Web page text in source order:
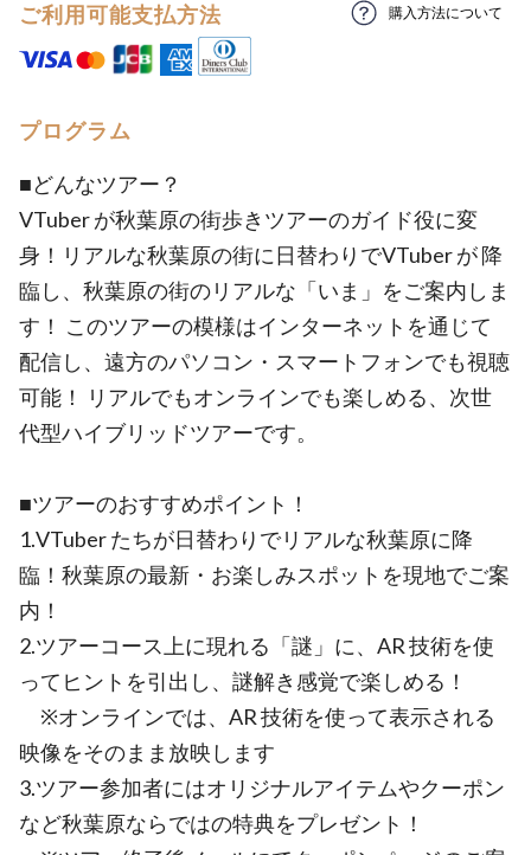
ご利用可能支払方法 購入方法について
プログラム
■​どんなツアー？
VTuber が秋葉原の街歩きツアーのガイド役に変
身！リアルな秋葉原の街に日替わりでVTuber が 降
臨し、秋葉原の街のリアルな「いま」をご案内しま
す！ このツアーの模様はインターネットを通じて
配信し、遠方のパソコン・スマートフォンでも視聴
可能！ リアルでもオンラインでも楽しめる、次世
代型ハイブリッドツアーです。
■ツアーのおすすめポイント！
1.VTuber たちが日替わりでリアルな秋葉原に降
臨！秋葉原の最新・お楽しみスポットを現地でご案
内！
2.ツアーコース上に現れる「謎」に、AR 技術を使
ってヒントを引出し、謎解き感覚で楽しめる！
※オンラインでは、AR 技術を使って表示される
映像をそのまま放映します
3.ツアー参加者にはオリジナルアイテムやクーポン
など秋葉原ならではの特典をプレゼント！